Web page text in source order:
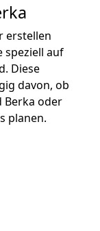
erstellen
speziell auf
Diese
davon, ob
Berka oder
planen.